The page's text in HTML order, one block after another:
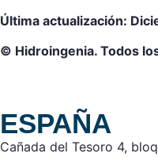
Última actualización:
© Hidroingenia. Todos
ESPAÑA
Cañada del Tesoro 4,